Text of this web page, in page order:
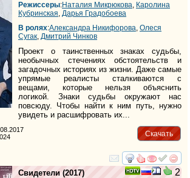
Режиссеры:Наталия Микрюкова, Каролина
Кубринская, Дарья Градобоева
В ролях:Александра Никифорова, Олеся
Сугак, Дмитрий Чинков
Проект о таинственных знаках судьбы,
необычных стечениях обстоятельств и
загадочных историях из жизни. Даже самые
упрямые реалисты сталкиваются с
вещами, которые нельзя объяснить
логикой. Знаки судьбы окружают нас
повсюду. Чтобы найти к ним путь, нужно
увидеть и расшифровать их...
Скачать
смотреть
2
Свидетели (2017)